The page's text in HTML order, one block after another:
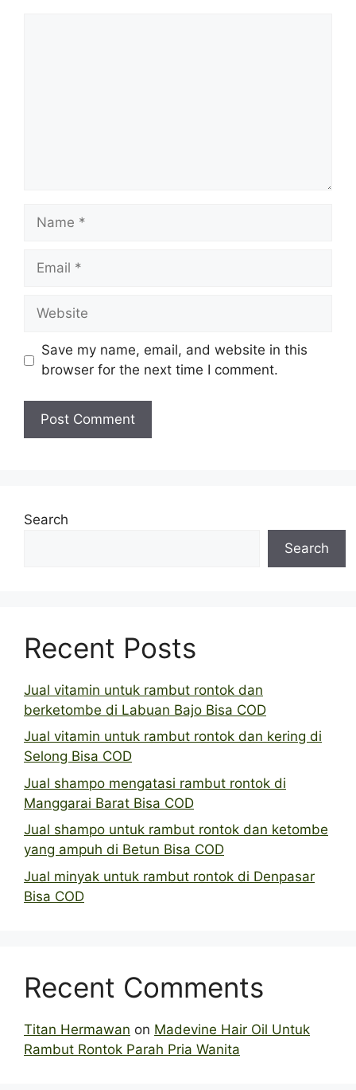
Name
Email
Website
Save my name, email, and website in this
browser for the next time I comment.
Search
Search
Recent Posts
Jual vitamin untuk rambut rontok dan
berketombe di Labuan Bajo Bisa COD
Jual vitamin untuk rambut rontok dan kering di
Selong Bisa COD
Jual shampo mengatasi rambut rontok di
Manggarai Barat Bisa COD
Jual shampo untuk rambut rontok dan ketombe
yang ampuh di Betun Bisa COD
Jual minyak untuk rambut rontok di Denpasar
Bisa COD
Recent Comments
Titan Hermawan on Madevine Hair Oil Untuk
Rambut Rontok Parah Pria Wanita